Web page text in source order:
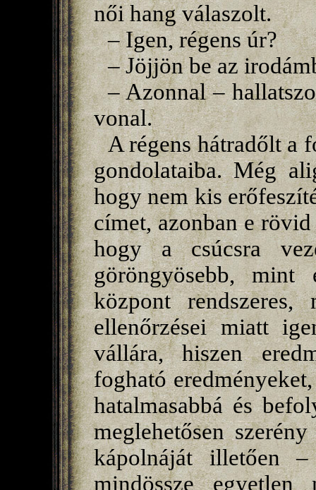
női hang válaszolt.
– Igen, régens úr?
– Jöjjön be az
– Azonnal –
vonal.
A régens hátradőlt a
gondolataiba. Még
hogy nem kis
címet, azonban e
hogy a csúcsra
göröngyösebb, mint
központ
ellenőrzései miatt
vállára, hiszen
fogható
hatalmasabbá és
meglehetősen
kápolnáját illetően
mindössze